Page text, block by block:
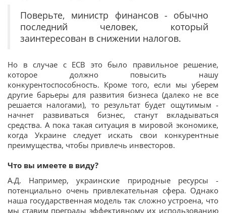
Поверьте, министр финансов - обычно
последний человек, который
заинтересован в снижении налогов.
Но в случае с ЕСВ это было правильное решение,
которое должно повысить нашу
конкурентоспособность. Кроме того, если мы уберем
другие барьеры для развития бизнеса (далеко не все
решается налогами), то результат будет ощутимым -
начнет развиваться бизнес, станут вкладываться
средства. А пока такая ситуация в мировой экономике,
когда Украине следует искать свои конкурентные
преимущества, чтобы привлечь инвесторов.
Что вы имеете в виду?
А.Д. Например, украинские природные ресурсы -
потенциально очень привлекательная сфера. Однако
наша государственная модель так сложно устроена, что
мы ставим преграды эффективному их использованию